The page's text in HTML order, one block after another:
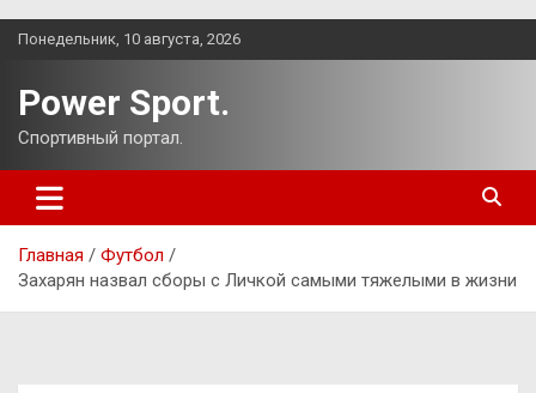
Перейти
Понедельник, 10 августа, 2026
Power Sport.
Спортивный портал.
Главная
Футбол
Захарян назвал сборы с Личкой самыми тяжелыми в жизни